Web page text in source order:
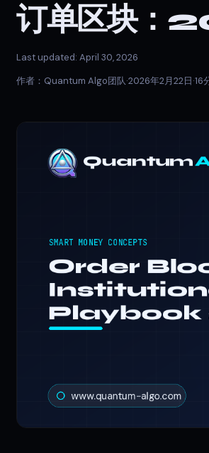
订单区块：
Last updated: April 30, 2026
作者：Quantum Algo团队·2026年2月22日·16